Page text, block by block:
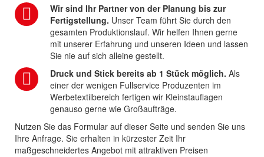
Wir sind Ihr Partner von der Planung bis zur
Fertigstellung. Unser Team führt Sie durch den
gesamten Produktionslauf. Wir helfen Ihnen gerne
mit unserer Erfahrung und unseren Ideen und lassen
Sie nie auf sich alleine gestellt.
Druck und Stick bereits ab 1 Stück möglich. Als
einer der wenigen Fullservice Produzenten im
Werbetextilbereich fertigen wir Kleinstauflagen
genauso gerne wie Großaufträge.
Nutzen Sie das Formular auf dieser Seite und senden Sie uns
Ihre Anfrage. Sie erhalten in kürzester Zeit Ihr
maßgeschneidertes Angebot mit attraktiven Preisen